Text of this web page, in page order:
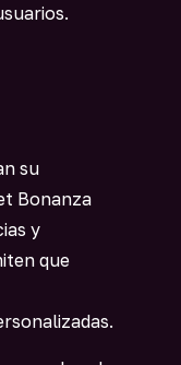
su
Bonanza
y
que